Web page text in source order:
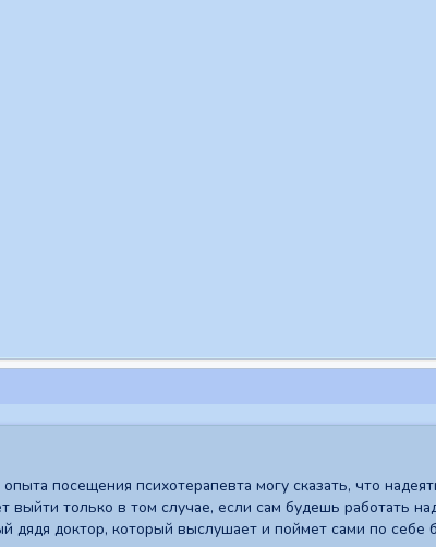
посещения психотерапевта могу сказать, что
выйти только в том случае, если сам будешь работать
дядя доктор, который выслушает и поймет сами по себе